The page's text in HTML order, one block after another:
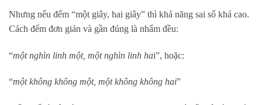
Nhưng nếu đếm “một giây, hai giây” thì khả năng sai số khá cao.
Cách đếm đơn giản và gần đúng là nhẩm đều:
“một nghìn linh một, một nghìn linh hai”, hoặc:
“một không không một, một không không hai”